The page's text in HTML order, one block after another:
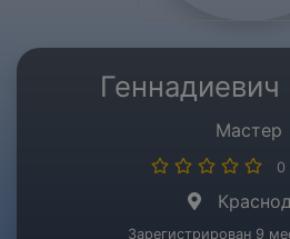
Геннадиевич
Мастер
0
Зарегистрирован 9